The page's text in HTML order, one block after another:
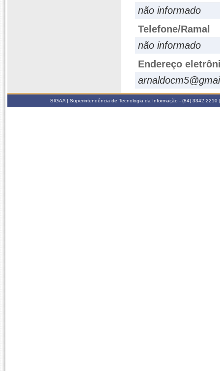
não informado
Telefone/Ramal
não informado
Endereço
SIGAA | Superintendência de Tecnologia da Informação - (84) 3342